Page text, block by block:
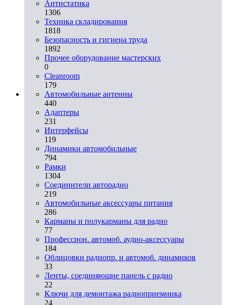
Aнтистатика
1306
Техника складирования
1818
Безопасность и гигиена труда
1892
Прочее оборудование мастерских
0
Cleanroom
179
Автомобильные антенны
440
Адаптеры
231
Интерфейсы
119
Динамики автомобильные
794
Рамки
1304
Соединители авторадио
219
Автомобильные аксессуары питания
286
Карманы и полукарманы для радио
77
Профессион. автомоб. аудио-аксессуары
184
Облицовки радиопр. и автомоб. динамиков
33
Ленты, соединяющие панель с радио
22
Ключи для демонтажа радиоприемника
24